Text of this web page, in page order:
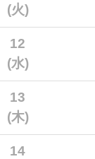
(火)
12
(水)
13
(木)
14